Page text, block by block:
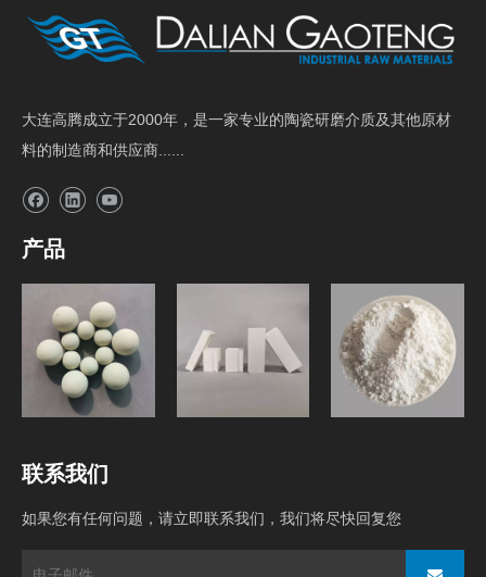
大连高腾成立于2000年，是一家专业的陶瓷研磨介质及其他原材
料的制造商和供应商......
产品
研磨介质 球磨机内衬砖 原料
联系我们
如果您有任何问题，请立即联系我们，我们将尽快回复您